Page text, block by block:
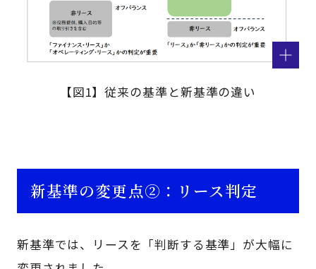
【図1】従来の基準と新基準の違い
新基準の変更点②：リース判定
新基準では、リースを「判断する基準」が大幅に